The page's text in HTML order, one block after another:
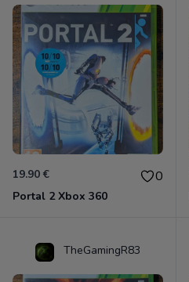
19.90 € 0
Portal 2 Xbox 360
TheGamingR83